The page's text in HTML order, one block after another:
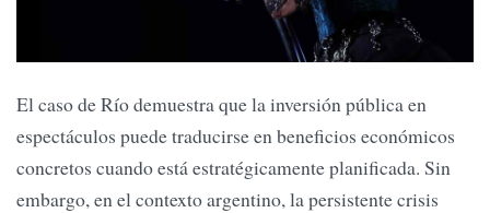
El caso de Río demuestra que la inversión pública en
espectáculos puede traducirse en beneficios económicos
concretos cuando está estratégicamente planificada. Sin
embargo, en el contexto argentino, la persistente crisis